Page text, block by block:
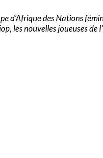
d’Afrique des Nations
les nouvelles joueuses de